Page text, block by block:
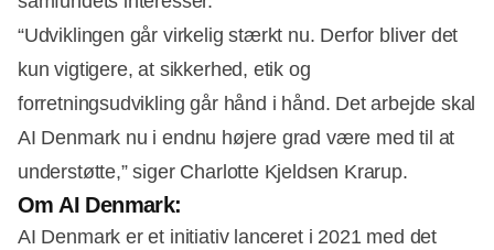
“Udviklingen går virkelig stærkt nu. Derfor bliver det
kun vigtigere, at sikkerhed, etik og
forretningsudvikling går hånd i hånd. Det arbejde skal
AI Denmark nu i endnu højere grad være med til at
understøtte,” siger Charlotte Kjeldsen Krarup.
Om AI Denmark:
AI Denmark er et initiativ lanceret i 2021 med det